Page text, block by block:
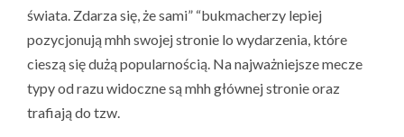
świata. Zdarza się, że sami” “bukmacherzy lepiej
pozycjonują mhh swojej stronie lo wydarzenia, które
cieszą się dużą popularnością. Na najważniejsze mecze
typy od razu widoczne są mhh głównej stronie oraz
trafiają do tzw.